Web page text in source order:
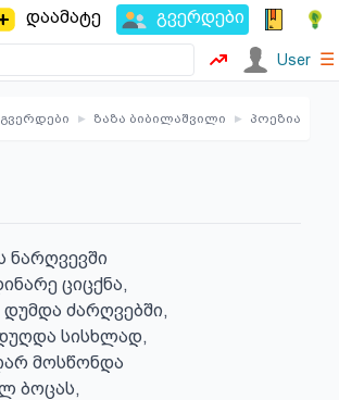
დაამატე გვერდები
User ☰
გვერდები ▸ ზაზა ბიბილაშვილი ▸ პოეზია
ნარღვევში
ციცქნა,
ძარღვებში,
სისხლად,
მოსწონდა
ბოცას,